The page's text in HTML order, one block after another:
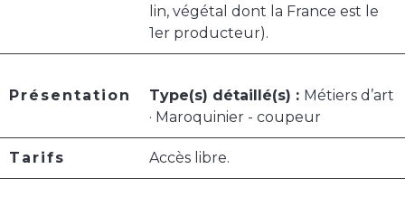
lin, végétal dont la France est le
1er producteur).
Présentation Type(s) détaillé(s) : Métiers d’art
· Maroquinier - coupeur
Tarifs Accès libre.